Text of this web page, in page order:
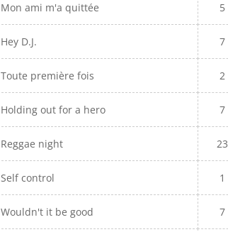
Mon ami m'a quittée 5
Hey D.J. 7
Toute première fois 2
Holding out for a hero 7
Reggae night 23
Self control 1
Wouldn't it be good 7